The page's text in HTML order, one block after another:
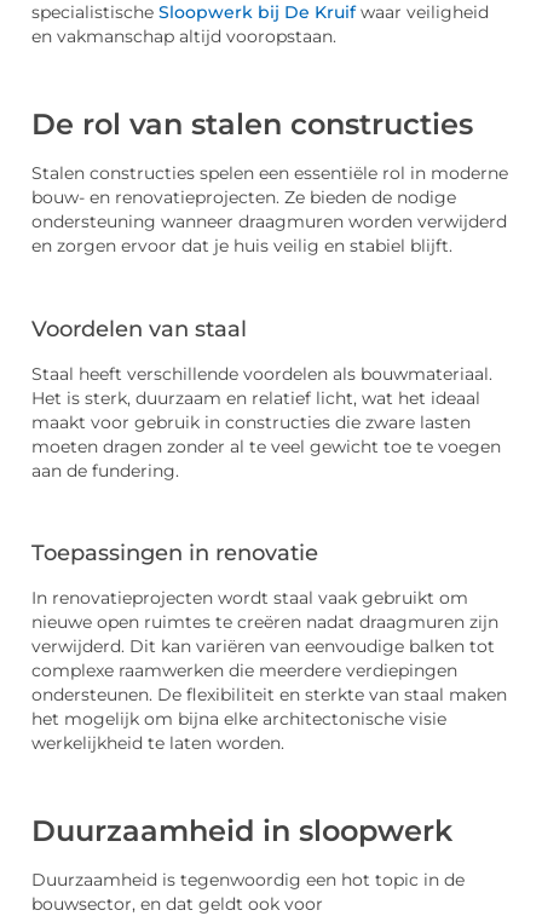
specialistische Sloopwerk bij De Kruifwaar veiligheid
en vakmanschap altijd vooropstaan.
De rol van stalen constructies
Stalen constructies spelen een essentiële rol in moderne
bouw- en renovatieprojecten. Ze bieden de nodige
ondersteuning wanneer draagmuren worden verwijderd
en zorgen ervoor dat je huis veilig en stabiel blijft.
Voordelen van staal
Staal heeft verschillende voordelen als bouwmateriaal.
Het is sterk, duurzaam en relatief licht, wat het ideaal
maakt voor gebruik in constructies die zware lasten
moeten dragen zonder al te veel gewicht toe te voegen
aan de fundering.
Toepassingen in renovatie
In renovatieprojecten wordt staal vaak gebruikt om
nieuwe open ruimtes te creëren nadat draagmuren zijn
verwijderd. Dit kan variëren van eenvoudige balken tot
complexe raamwerken die meerdere verdiepingen
ondersteunen. De flexibiliteit en sterkte van staal maken
het mogelijk om bijna elke architectonische visie
werkelijkheid te laten worden.
Duurzaamheid in sloopwerk
Duurzaamheid is tegenwoordig een hot topic in de
bouwsector, en dat geldt ook voor